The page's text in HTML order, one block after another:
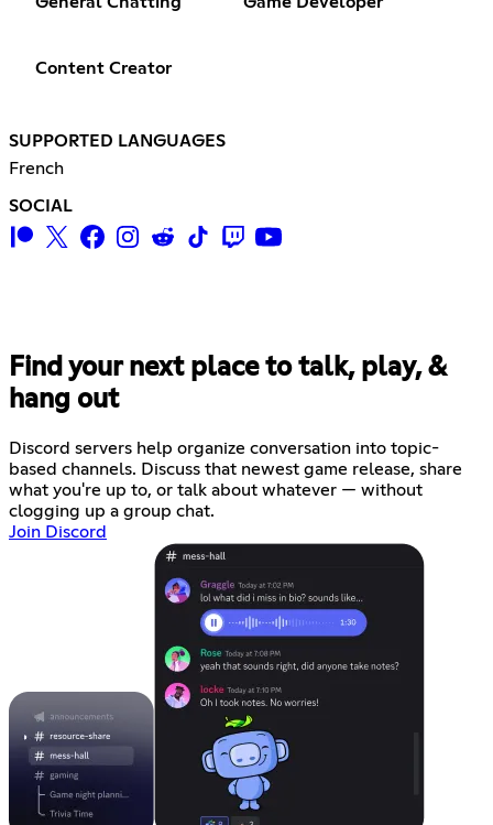
Content Creator
SUPPORTED LANGUAGES
French
SOCIAL
Find your next place to talk, play, &
hang out
Discord servers help organize conversation into topic-
based channels. Discuss that newest game release, share
what you're up to, or talk about whatever — without
clogging up a group chat.
Join Discord